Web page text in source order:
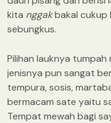
kita nggakbakal cukup
sebungkus.
Pilihan lauknya
jenisnya pun sangat
tempura, sosis,
bermacam sate yaitu
Tempat mewah bagi